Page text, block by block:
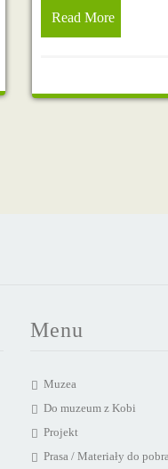
Read More
Menu
Muzea
Do muzeum z Kobi
Projekt
Prasa / Materiały do